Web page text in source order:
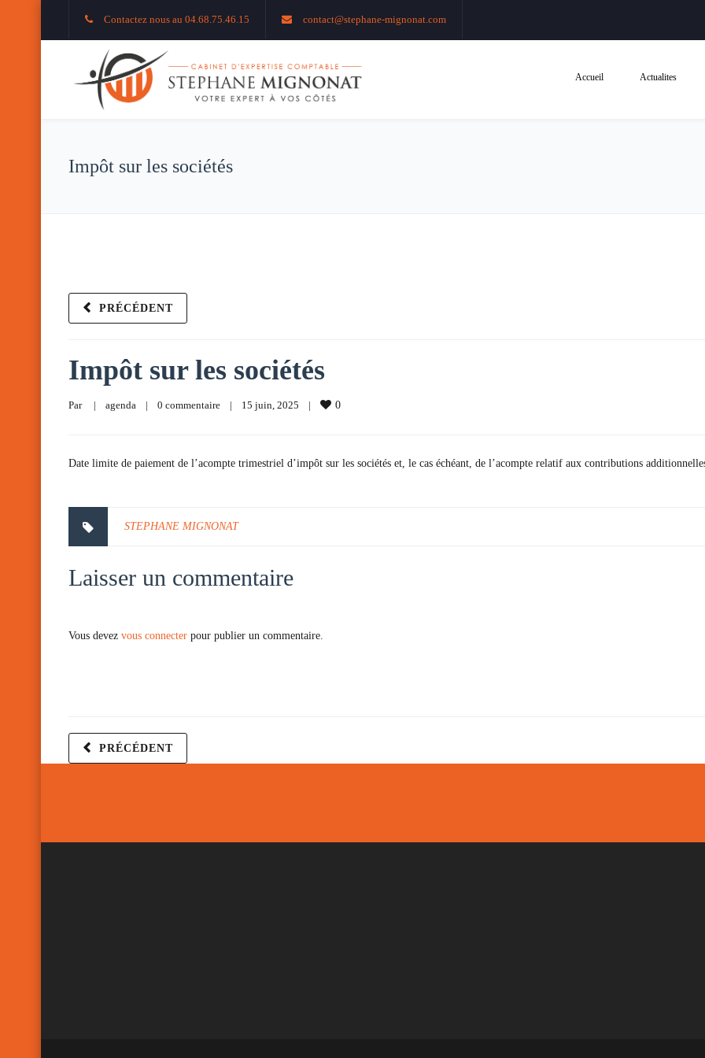
Contactez nous au 04.68.75.46.15 contact@stephane-mignonat.com
Accueil Actualites
Impôt sur les sociétés
PRÉCÉDENT
Impôt sur les sociétés
Par | agenda | 0 commentaire | 15 juin, 2025 | 0
Date limite de paiement de l’acompte trimestriel d’impôt sur les sociétés et, le cas échéant, de l’acompte relatif aux contributions
STEPHANE MIGNONAT
Laisser un commentaire
Vous devez vous connecter pour publier un commentaire.
PRÉCÉDENT